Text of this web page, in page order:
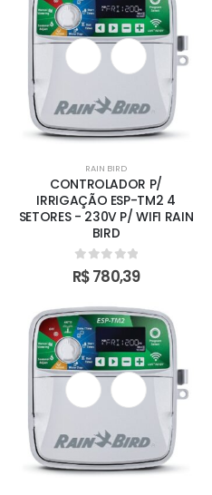
RAIN BIRD
CONTROLADOR P/
IRRIGAÇÃO ESP-TM2 4
SETORES - 230V P/ WIFI RAIN
BIRD
0out of 5
R$780,39